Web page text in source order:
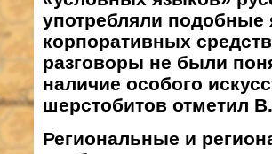
употребляли подобные
корпоративных
разговоры не были
наличие особого
шерстобитов отметил
Региональные и